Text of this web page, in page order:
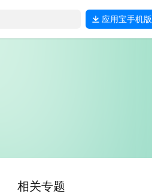
应用宝手机版
相关专题